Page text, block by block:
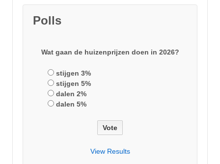
Polls
Wat gaan de huizenprijzen doen in 2026?
stijgen 3%
stijgen 5%
dalen 2%
dalen 5%
View Results